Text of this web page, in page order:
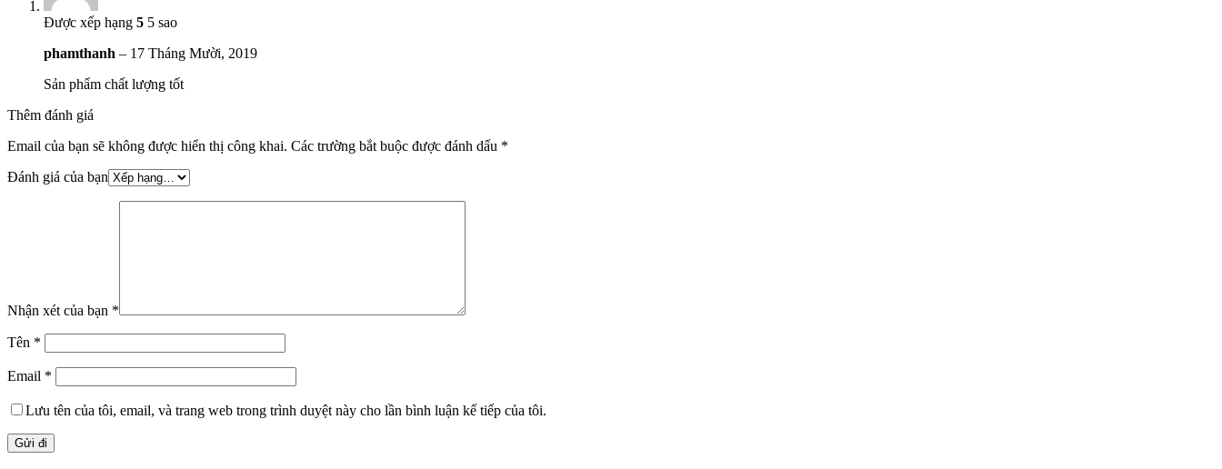
Được xếp hạng 5 5 sao
phamthanh – 17 Tháng Mười, 2019
Sản phẩm chất lượng tốt
Thêm đánh giá
Email của bạn sẽ không được hiển thị công khai. Các trường bắt buộc được đánh dấu *
Đánh giá của bạn
Nhận xét của bạn *
Tên *
Email *
Lưu tên của tôi, email, và trang web trong trình duyệt này cho lần bình luận kế tiếp của tôi.